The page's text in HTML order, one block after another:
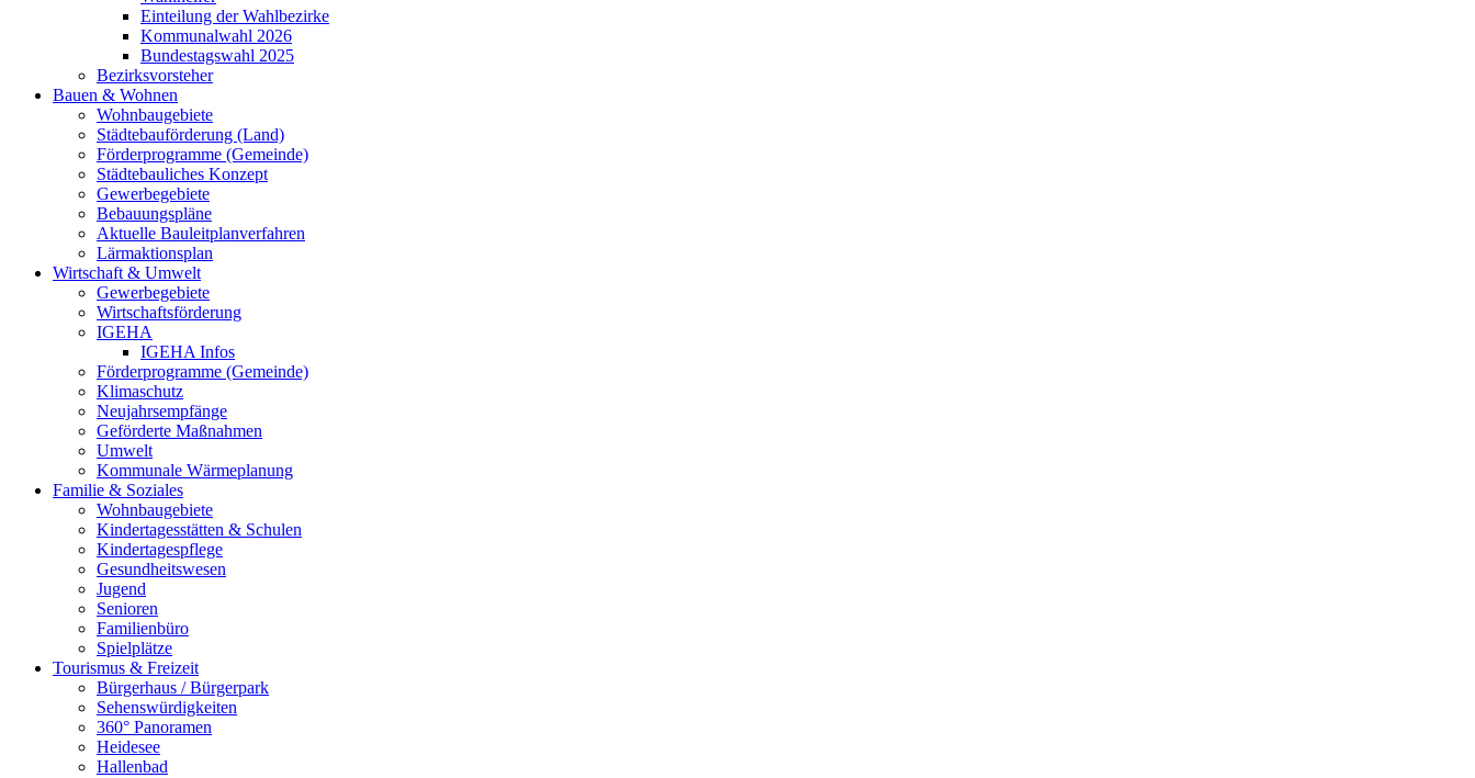
Einteilung der Wahlbezirke
Kommunalwahl 2026
Bundestagswahl 2025
Bezirksvorsteher
Bauen & Wohnen
Wohnbaugebiete
Städtebauförderung (Land)
Förderprogramme (Gemeinde)
Städtebauliches Konzept
Gewerbegebiete
Bebauungspläne
Aktuelle Bauleitplanverfahren
Lärmaktionsplan
Wirtschaft & Umwelt
Gewerbegebiete
Wirtschaftsförderung
IGEHA
IGEHA Infos
Förderprogramme (Gemeinde)
Klimaschutz
Neujahrsempfänge
Geförderte Maßnahmen
Umwelt
Kommunale Wärmeplanung
Familie & Soziales
Wohnbaugebiete
Kindertagesstätten & Schulen
Kindertagespflege
Gesundheitswesen
Jugend
Senioren
Familienbüro
Spielplätze
Tourismus & Freizeit
Bürgerhaus / Bürgerpark
Sehenswürdigkeiten
360° Panoramen
Heidesee
Hallenbad